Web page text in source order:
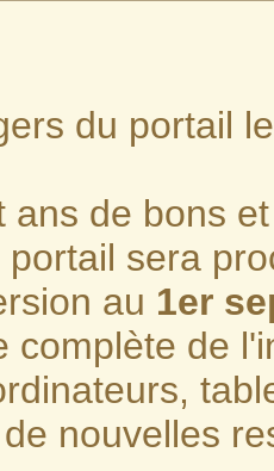
du portail
ans de bons
sera
au 1er
complète de
nouvelles